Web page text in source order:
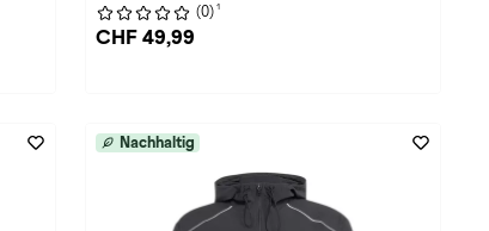
(0) 1
CHF 49,99
Nachhaltig